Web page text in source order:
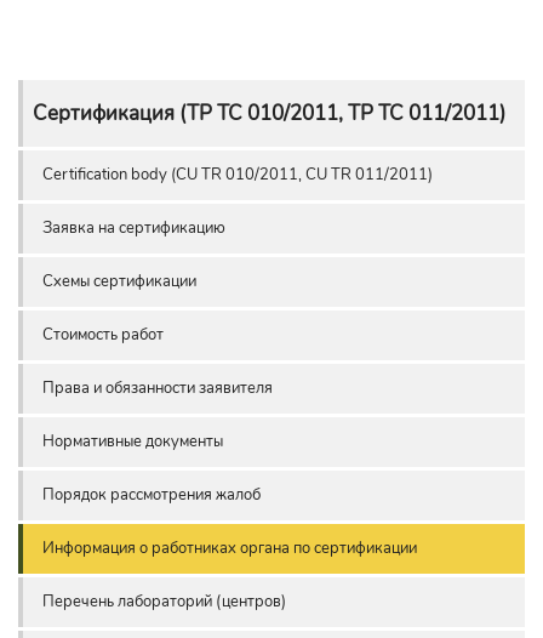
Сертификация (ТР ТС 010/2011, ТР ТС 011/2011)
Сertification body (CU TR 010/2011, CU TR 011/2011)
Заявка на сертификацию
Схемы сертификации
Стоимость работ
Права и обязанности заявителя
Нормативные документы
Порядок рассмотрения жалоб
Информация о работниках органа по сертификации
Перечень лабораторий (центров)